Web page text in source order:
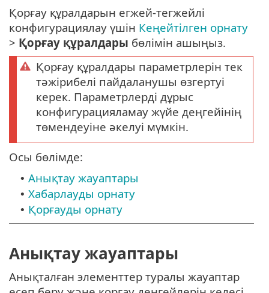
Қорғау құралдарын егжей-тегжейлі
конфигурациялау үшін Кеңейтілген орнату
> Қорғау құралдары бөлімін ашыңыз.
Қорғау құралдары параметрлерін тек
тәжірибелі пайдаланушы өзгертуі
керек. Параметрлерді дұрыс
конфигурацияламау жүйе деңгейінің
төмендеуіне әкелуі мүмкін.
Осы бөлімде:
• Анықтау жауаптары
• Хабарлауды орнату
• Қорғауды орнату
Анықтау жауаптары
Анықталған элементтер туралы жауаптар